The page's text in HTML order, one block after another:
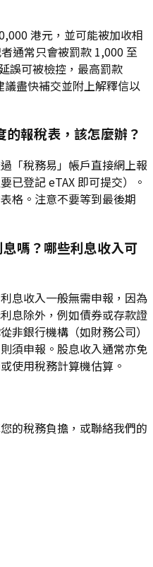
港元，並可能被加收相
通常只會被罰款 1,000 至
誤可被檢控，最高罰款
盡快補交並附上解釋信以
報稅表，該怎麼辦？
「稅務易」帳戶直接網上報
已登記 eTAX 即可提交）。
格。注意不要等到最後期
嗎？哪些利息收入可
息收入一般無需申報，因為
息除外，例如債券或存款證
非銀行機構（如財務公司）
須申報。股息收入通常亦免
使用稅務計算機估算。
的稅務負擔，或聯絡我們的